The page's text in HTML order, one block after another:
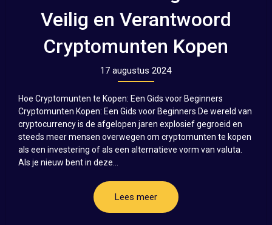
Veilig en Verantwoord
Cryptomunten Kopen
17 augustus 2024
Hoe Cryptomunten te Kopen: Een Gids voor Beginners
Cryptomunten Kopen: Een Gids voor Beginners De wereld van
cryptocurrency is de afgelopen jaren explosief gegroeid en
steeds meer mensen overwegen om cryptomunten te kopen
als een investering of als een alternatieve vorm van valuta.
Als je nieuw bent in deze...
Lees meer